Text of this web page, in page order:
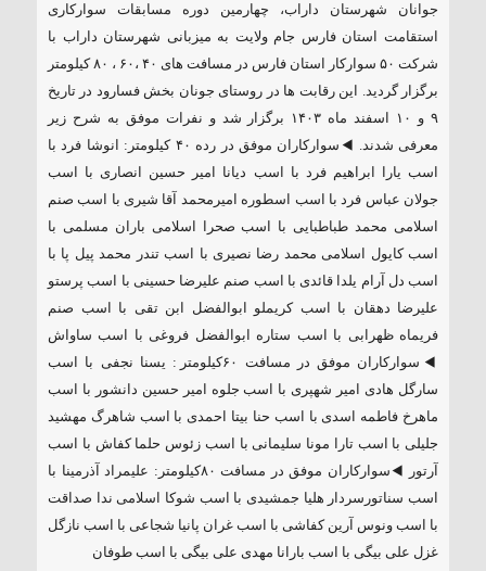
۱۸۵ مگاواتی تابان هور در داراب با حضور
فرماندار ویژه شهرستان
جوانان شهرستان داراب، چهارمین دوره مسابقات سوارکاری
استقامت استان فارس جام ولایت به میزبانی شهرستان داراب با
شرکت ۵۰ سوارکار استان فارس در مسافت های ۴۰ ،۶۰ ، ۸۰ کیلومتر
برگزار گردید. این رقابت ها در روستای جونان بخش فسارود در تاریخ
۹ و ۱۰‌ اسفند ماه ۱۴۰۳ برگزار شد و نفرات موفق به شرح زیر
معرفی شدند. ◀️سوارکاران موفق در رده ۴۰ کیلومتر: انوشا فرد با
اسب یارا ابراهیم فرد با اسب دیانا امیر حسین انصاری با اسب
جولان عباس فرد با اسب اسطوره امیرمحمد آقا شیری با اسب صنم
اسلامی محمد طباطبایی با اسب صحرا اسلامی باران مسلمی با
اسب کایول اسلامی محمد رضا نصیری با اسب تندر محمد پیل پا با
اسب دل آرام یلدا قائدی با اسب صنم علیرضا حسینی با اسب پرستو
علیرضا دهقان با اسب کریملو ابوالفضل ابن تقی با اسب صنم
فریماه ظهرابی با اسب ستاره ابوالفضل فروغی با اسب ساواش
◀️سوارکاران موفق در مسافت ۶۰کیلومتر : یسنا نجفی با اسب
سارگل هادی امیر شهپری با اسب جلوه امیر حسین دانشور با اسب
ماهرخ فاطمه اسدی با اسب حنا بیتا احمدی با اسب شاهرگ مهشید
جلیلی با اسب تارا مونا سلیمانی با اسب زئوس حلما کفاش با اسب
آرتور ◀️سوارکاران موفق در مسافت ۸۰کیلومتر: علیمراد آذرمینا با
اسب سناتورسردار هلیا جمشیدی با اسب شوکا اسلامی ندا صداقت
با اسب ونوس آرین کفاشی با اسب غران پانیا شجاعی با اسب نازگل
غزل علی بیگی با اسب بارانا مهدی علی بیگی با اسب طوفان